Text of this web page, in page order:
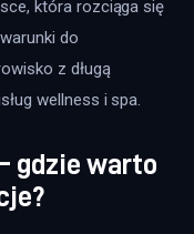
która rozciąga się
do
z długą
wellness i spa.
gdzie warto